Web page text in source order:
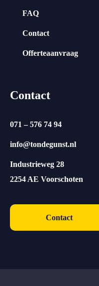
FAQ
Contact
Offerteaanvraag
Contact
071 – 576 74 94
info@tondegunst.nl
Industrieweg 28
2254 AE Voorschoten
Contact